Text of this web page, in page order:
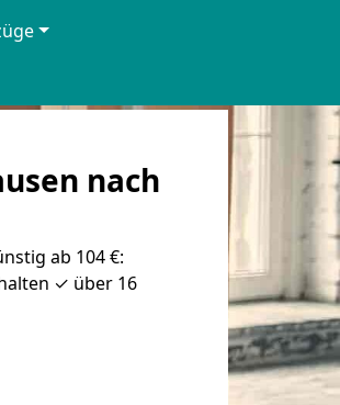
nach
ab 104 €:
✓ über 16